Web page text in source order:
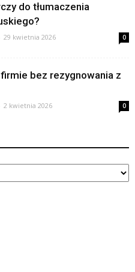
do tłumaczenia
29 kwietnia 2026 0
bez rezygnowania z
2 kwietnia 2026 0